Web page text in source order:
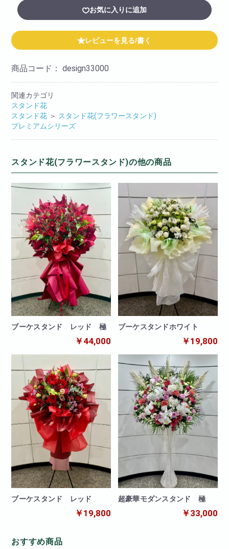
お気に入りに追加
レビューを見る/書く
商品コード：design33000
関連カテゴリ
スタンド花
スタンド花 ＞ スタンド花(フラワースタンド)
プレミアムシリーズ
スタンド花(フラワースタンド)の他の商品
ブーケスタンド レッド 極
￥44,000
ブーケスタンドホワイト
￥19,800
ブーケスタンド レッド
￥19,800
超豪華モダンスタンド 極
￥33,000
おすすめ商品